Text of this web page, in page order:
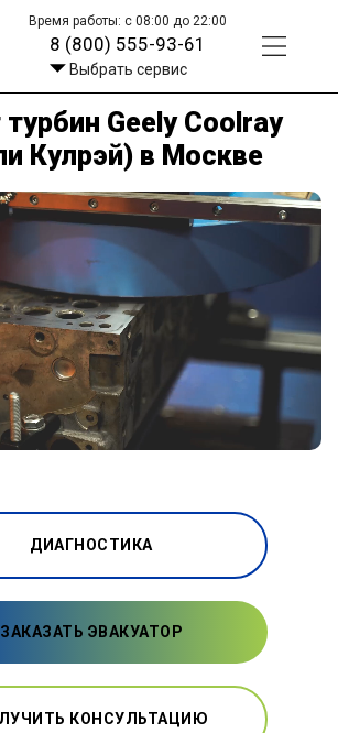
Время работы: с 08:00 до 22:00
8 (800) 555-93-61
Выбрать сервис
Geely Coolray
Кулрэй) в Москве
ДИАГНОСТИКА
ЗАКАЗАТЬ ЭВАКУАТОР
КОНСУЛЬТАЦИЮ